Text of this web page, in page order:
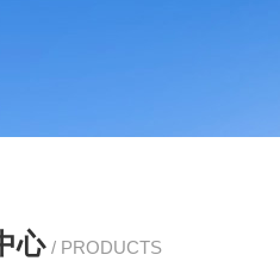
心 / PRODUCTS